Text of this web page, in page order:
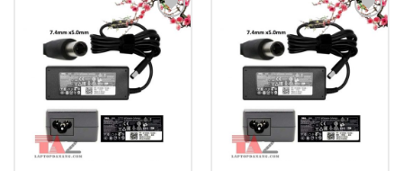
Add to
Wishlist
Add to
Wishlist